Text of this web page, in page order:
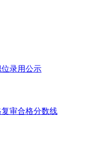
录用公示
审合格分数线